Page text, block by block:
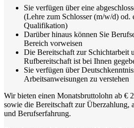
Sie verfügen über eine
(Lehre zum Schlosser (m/w/d) od.
Qualifikation)
Darüber hinaus können Sie
Bereich vorweisen
Die Bereitschaft zur Schichtarbeit
Rufbereitschaft ist bei Ihnen
Sie verfügen über
Arbeitsanweisungen zu verstehen
Wir bieten einen Monatsbruttolohn ab €
sowie die Bereitschaft zur Überzahlung,
und Berufserfahrung.